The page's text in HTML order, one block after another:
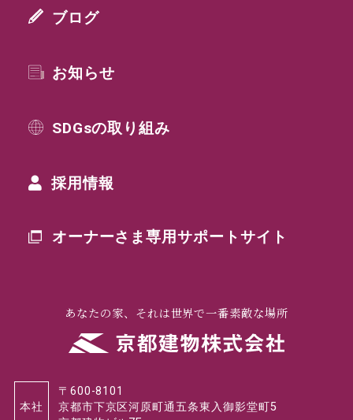
ブログ
お知らせ
SDGsの取り組み
採用情報
オーナーさま専用サポートサイト
あなたの家、それは世界で一番素敵な場所
本社
〒600-8101
京都市下京区河原町通五条東入御影堂町5